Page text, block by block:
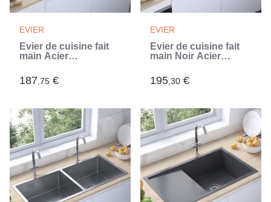
EVIER
Évier de cuisine fait
main Acier
187,75 €
EVIER
Évier de cuisine fait
main Noir Acier
195,30 €